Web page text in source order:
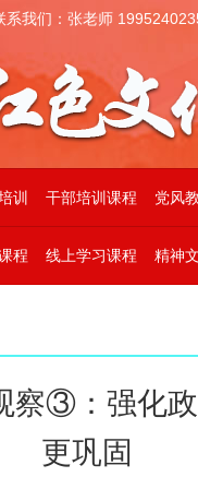
我们：张老师
训 干部培训课程 党风
程 线上学习课程 精神
察③：强化
更巩固